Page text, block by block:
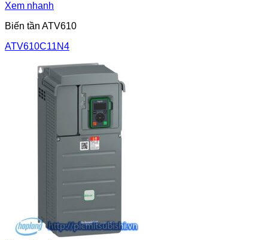
Xem nhanh
Biến tần ATV610
ATV610C11N4